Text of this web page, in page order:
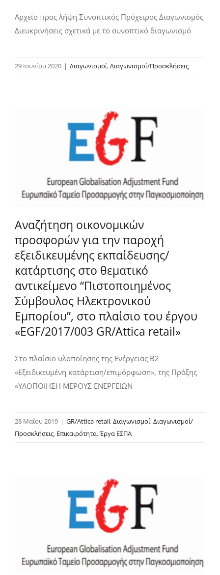
Αρχείο προς λήψη Συνοπτικός Πρόχειρος Διαγωνισμός
Διευκρινήσεις σχετικά με το συνοπτικό διαγωνισμό
29 Ιουνίου 2020 | Διαγωνισμοί,Διαγωνισμοί/Προσκλήσεις
Αναζήτηση οικονομικών
προσφορών για την παροχή
εξειδικευμένης εκπαίδευσης/
κατάρτισης στο θεματικό
αντικείμενο “Πιστοποιημένος
Σύμβουλος Ηλεκτρονικού
Εμπορίου”, στο πλαίσιο του έργου
«EGF/2017/003 GR/Attica retail»
Στο πλαίσιο υλοποίησης της Ενέργειας Β2
«Εξειδικευμένη κατάρτιση/επιμόρφωση», της Πράξης
«ΥΛΟΠΟΙΗΣΗ ΜΕΡΟΥΣ ΕΝΕΡΓΕΙΩΝ
28 Μαΐου 2019 | GR/Attica retail,Διαγωνισμοί,Διαγωνισμοί/
Προσκλήσεις, Επικαιρότητα,Έργα ΕΣΠΑ